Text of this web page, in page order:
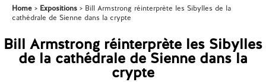
Home Expositions
Bill Armstrong réinterprète les Sibylles de la
cathédrale de Sienne dans la crypte
Bill Armstrong réinterprète les Sibylles
de la cathédrale de Sienne dans la
crypte